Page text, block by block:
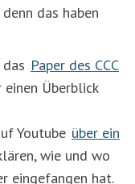
das haben
Paper des CCC
Überblick
Youtube über ein
wie und wo
eingefangen hat.